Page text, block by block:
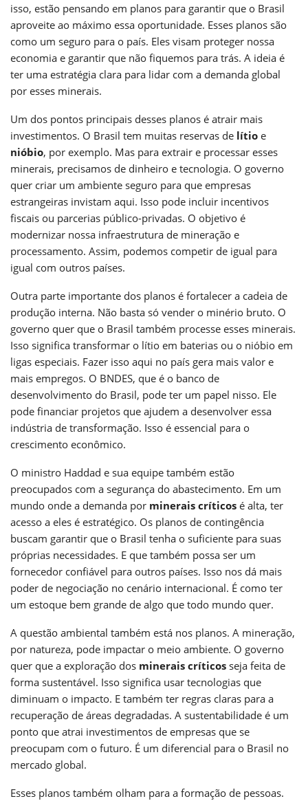
isso, estão pensando em planos para garantir que o Brasil
aproveite ao máximo essa oportunidade. Esses planos são
como um seguro para o país. Eles visam proteger nossa
economia e garantir que não fiquemos para trás. A ideia é
ter uma estratégia clara para lidar com a demanda global
por esses minerais.
Um dos pontos principais desses planos é atrair mais
investimentos. O Brasil tem muitas reservas de lítio e
nióbio, por exemplo. Mas para extrair e processar esses
minerais, precisamos de dinheiro e tecnologia. O governo
quer criar um ambiente seguro para que empresas
estrangeiras invistam aqui. Isso pode incluir incentivos
fiscais ou parcerias público-privadas. O objetivo é
modernizar nossa infraestrutura de mineração e
processamento. Assim, podemos competir de igual para
igual com outros países.
Outra parte importante dos planos é fortalecer a cadeia de
produção interna. Não basta só vender o minério bruto. O
governo quer que o Brasil também processe esses minerais.
Isso significa transformar o lítio em baterias ou o nióbio em
ligas especiais. Fazer isso aqui no país gera mais valor e
mais empregos. O BNDES, que é o banco de
desenvolvimento do Brasil, pode ter um papel nisso. Ele
pode financiar projetos que ajudem a desenvolver essa
indústria de transformação. Isso é essencial para o
crescimento econômico.
O ministro Haddad e sua equipe também estão
preocupados com a segurança do abastecimento. Em um
mundo onde a demanda por minerais críticos é alta, ter
acesso a eles é estratégico. Os planos de contingência
buscam garantir que o Brasil tenha o suficiente para suas
próprias necessidades. E que também possa ser um
fornecedor confiável para outros países. Isso nos dá mais
poder de negociação no cenário internacional. É como ter
um estoque bem grande de algo que todo mundo quer.
A questão ambiental também está nos planos. A mineração,
por natureza, pode impactar o meio ambiente. O governo
quer que a exploração dos minerais críticos seja feita de
forma sustentável. Isso significa usar tecnologias que
diminuam o impacto. E também ter regras claras para a
recuperação de áreas degradadas. A sustentabilidade é um
ponto que atrai investimentos de empresas que se
preocupam com o futuro. É um diferencial para o Brasil no
mercado global.
Esses planos também olham para a formação de pessoas.